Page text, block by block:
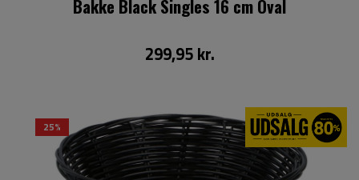
Bakke Black Singles 16 cm Oval
299,95 kr.
25%